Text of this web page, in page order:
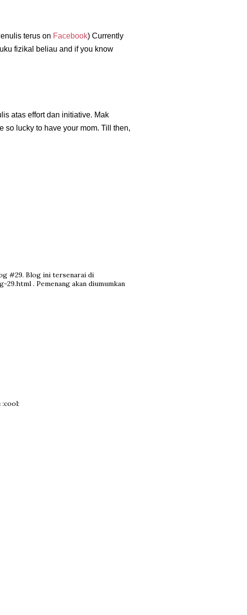
terus on Facebook) Currently
fizikal beliau and if you know
atas effort dan initiative. Mak
so lucky to have your mom. Till then,
#29. Blog ini tersenarai di
. Pemenang akan diumumkan